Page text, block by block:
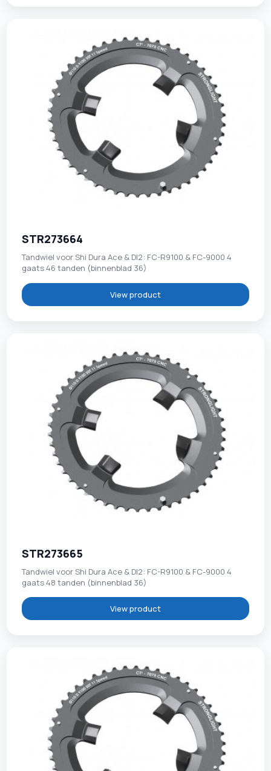
STR273664
Tandwiel voor Shi Dura Ace & DI2: FC-R9100 & FC-9000 4
gaats 46 tanden (binnenblad 36)
View product
STR273665
Tandwiel voor Shi Dura Ace & DI2: FC-R9100 & FC-9000 4
gaats 48 tanden (binnenblad 36)
View product